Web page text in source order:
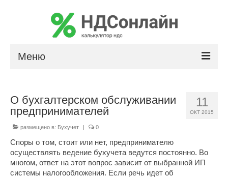
Меню
Сумма прописью
Калькулятор сальдо по лизингу
11
ОКТ 2015
О бухгалтерском обслуживании
предпринимателей
размещено в: Бухучет | 0
Споры о том, стоит или нет, предпринимателю
осуществлять ведение бухучета ведутся постоянно. Во
многом, ответ на этот вопрос зависит от выбранной ИП
системы налогообложения. Если речь идет об